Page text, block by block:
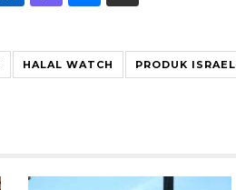
HALAL WATCH PRODUK ISRAEL